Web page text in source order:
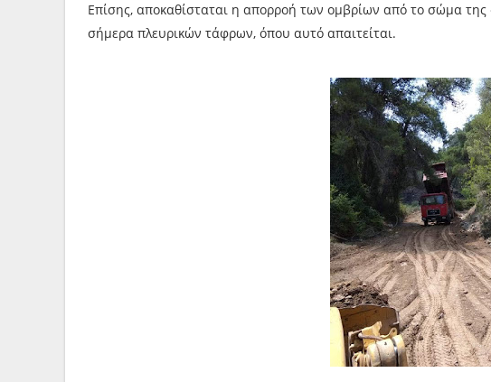
Επίσης, αποκαθίσταται η απορροή των ομβρίων από το σώμα
σήμερα πλευρικών τάφρων, όπου αυτό απαιτείται.